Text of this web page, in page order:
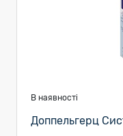
В наявності
Доппельгерц